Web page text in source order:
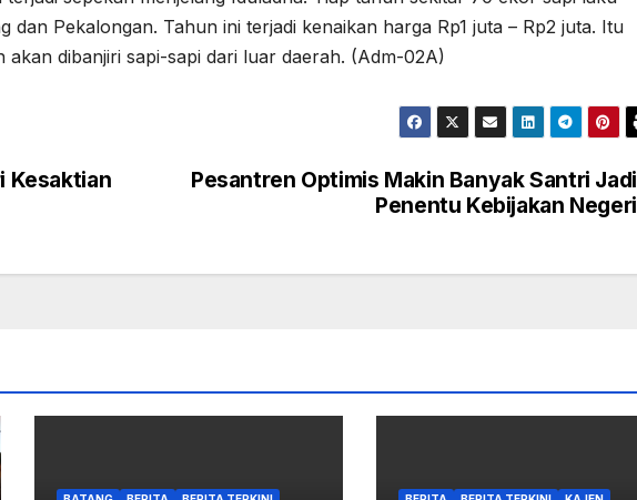
dan Pekalongan. Tahun ini terjadi kenaikan harga Rp1 juta – Rp2 juta. Itu
dibanjiri sapi-sapi dari luar daerah. (Adm-02A)
Pesantren Optimis Makin Banyak Santri Jadi
Penentu Kebijakan Negeri
Kesaktian